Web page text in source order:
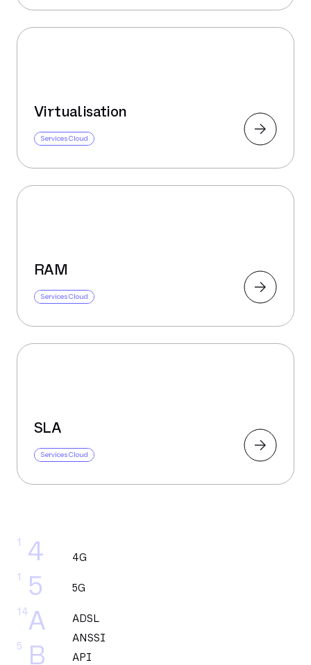
4
1
5
1
A
14
B
5
4G
5G
ADSL
ANSSI
API
Virtualisation
Services Cloud
RAM
Services Cloud
SLA
Services Cloud